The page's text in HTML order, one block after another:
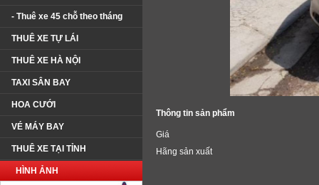
- Thuê xe 45 chỗ theo tháng
THUÊ XE TỰ LÁI
THUÊ XE HÀ NỘI
TAXI SÂN BAY
HOA CƯỚI
VÉ MÁY BAY
THUÊ XE TẠI TỈNH
HÌNH ẢNH
Thông tin sản phẩm
Giá
Hãng sản xuất